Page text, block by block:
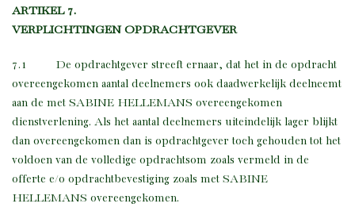
ARTIKEL 7.
VERPLICHTINGEN OPDRACHTGEVER
7.1 De opdrachtgever streeft ernaar, dat het in de opdracht
overeengekomen aantal deelnemers ook daadwerkelijk deelneemt
aan de met SABINE HELLEMANS overeengekomen
dienstverlening. Als het aantal deelnemers uiteindelijk lager blijkt
dan overeengekomen dan is opdrachtgever toch gehouden tot het
voldoen van de volledige opdrachtsom zoals vermeld in de
offerte e/o opdrachtbevestiging zoals met SABINE
HELLEMANS overeengekomen.